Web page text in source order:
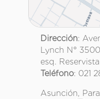
Dirección:
Lynch N°
esq.
Teléfono: 021
Asunción,